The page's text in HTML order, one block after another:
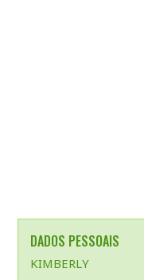
DADOS PESSOAIS
KIMBERLY